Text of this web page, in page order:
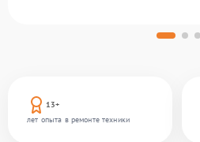
13+
лет опыта в ремонте техники